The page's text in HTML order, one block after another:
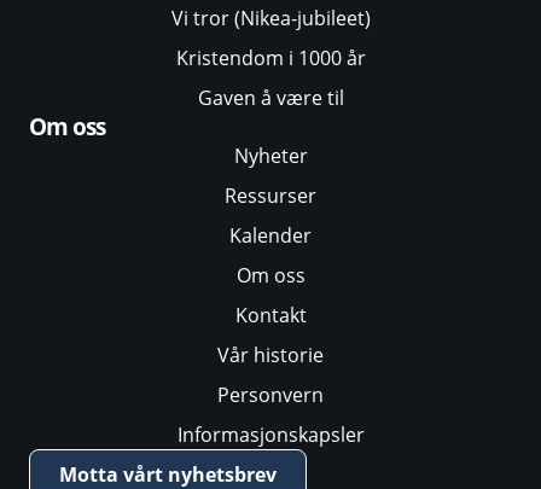
Vi tror (Nikea-jubileet)
Kristendom i 1000 år
Gaven å være til
Om oss
Nyheter
Ressurser
Kalender
Om oss
Kontakt
Vår historie
Personvern
Informasjonskapsler
Motta vårt nyhetsbrev